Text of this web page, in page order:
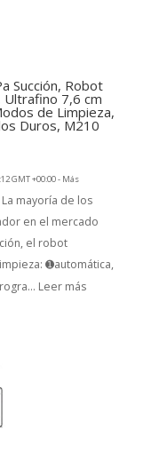
Succión, Robot
7,6 cm
de Limpieza,
Duros, M210
GMT +00:00 - Más
mayoría de los
en el mercado
el robot
➊automática,
Leer más